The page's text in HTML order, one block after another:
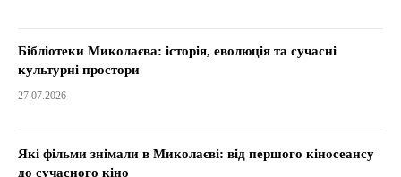
Бібліотеки Миколаєва: історія, еволюція та сучасні
культурні простори
27.07.2026
Які фільми знімали в Миколаєві: від першого кіносеансу
до сучасного кіно